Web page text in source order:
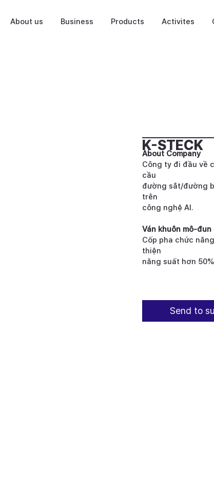
About us Business Products Activites
K-STECK
About Company
Công ty đi đầu về
cầu
đường sắt/đường
trên
công nghệ AI.
Ván khuôn mô-
Cốp pha chức
thiện
năng suất hơn
Send to